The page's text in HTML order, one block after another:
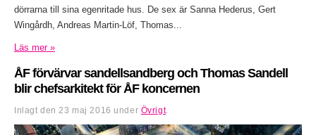
dörrarna till sina egenritade hus. De sex är Sanna Hederus, Gert
Wingårdh, Andreas Martin-Löf, Thomas...
Läs mer »
ÅF förvärvar sandellsandberg och Thomas Sandell
blir chefsarkitekt för ÅF koncernen
Inlagt den 23 maj 2016 under Övrigt.